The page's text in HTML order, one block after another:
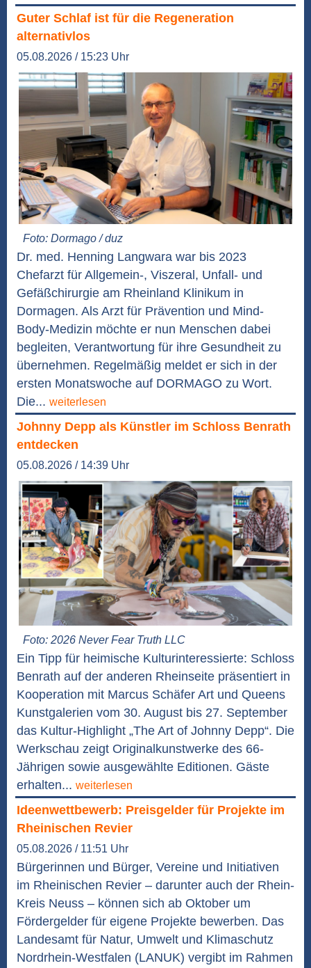
Guter Schlaf ist für die Regeneration
alternativlos
05.08.2026 / 15:23 Uhr
Foto: Dormago / duz
Dr. med. Henning Langwara war bis 2023
Chefarzt für Allgemein-, Viszeral, Unfall- und
Gefäßchirurgie am Rheinland Klinikum in
Dormagen. Als Arzt für Prävention und Mind-
Body-Medizin möchte er nun Menschen dabei
begleiten, Verantwortung für ihre Gesundheit zu
übernehmen. Regelmäßig meldet er sich in der
ersten Monatswoche auf DORMAGO zu Wort.
Die... weiterlesen
Johnny Depp als Künstler im Schloss Benrath
entdecken
05.08.2026 / 14:39 Uhr
Foto: 2026 Never Fear Truth LLC
Ein Tipp für heimische Kulturinteressierte: Schloss
Benrath auf der anderen Rheinseite präsentiert in
Kooperation mit Marcus Schäfer Art und Queens
Kunstgalerien vom 30. August bis 27. September
das Kultur-Highlight „The Art of Johnny Depp“. Die
Werkschau zeigt Originalkunstwerke des 66-
Jährigen sowie ausgewählte Editionen. Gäste
erhalten... weiterlesen
Ideenwettbewerb: Preisgelder für Projekte im
Rheinischen Revier
05.08.2026 / 11:51 Uhr
Bürgerinnen und Bürger, Vereine und Initiativen
im Rheinischen Revier – darunter auch der Rhein-
Kreis Neuss – können sich ab Oktober um
Fördergelder für eigene Projekte bewerben. Das
Landesamt für Natur, Umwelt und Klimaschutz
Nordrhein-Westfalen (LANUK) vergibt im Rahmen